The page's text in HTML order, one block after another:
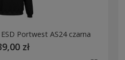
Portwest AS24 czarna
zł